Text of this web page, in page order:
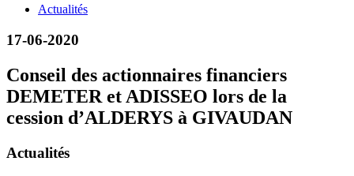
Actualités
17-06-2020
Conseil des actionnaires financiers
DEMETER et ADISSEO lors de la
cession d’ALDERYS à GIVAUDAN
Actualités